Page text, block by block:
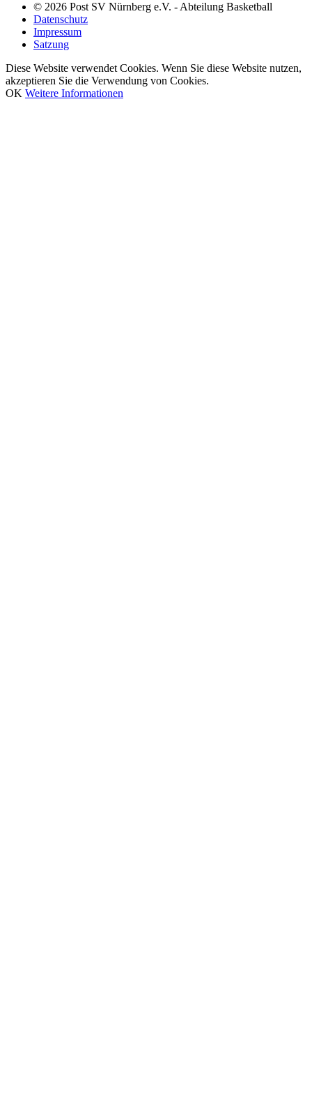
© 2026 Post SV Nürnberg e.V. - Abteilung Basketball
Datenschutz
Impressum
Satzung
Diese Website verwendet Cookies. Wenn Sie diese Website nutzen,
akzeptieren Sie die Verwendung von Cookies.
OK Weitere Informationen